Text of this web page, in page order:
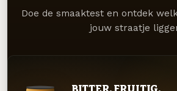
Doe de smaaktest en ontdek
jouw straatje